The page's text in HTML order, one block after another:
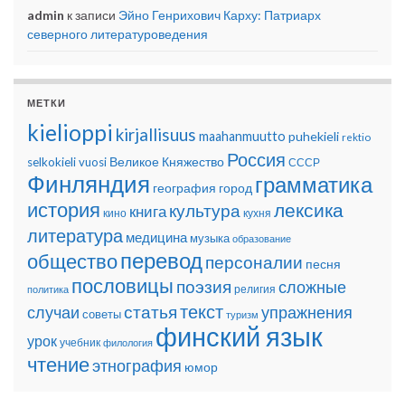
admin к записи Эйно Генрихович Карху: Патриарх
северного литературоведения
МЕТКИ
kielioppi kirjallisuus maahanmuutto puhekieli rektio
selkokielivuosi Великое Княжество Россия СССР
Финляндия география город грамматика
история кино книгакультура кухня лексика
литература медицина музыка образование
обществопереводперсоналии песня
политика пословицы поэзия религия сложные
случаи советыстатьятекст туризм упражнения
урок учебник филология финский язык
чтениеэтнография юмор